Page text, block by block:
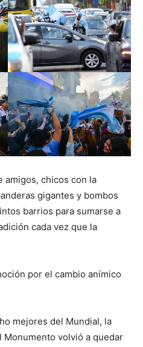
amigos, chicos con la
gigantes y bombos
barrios para sumarse a
cada vez que la
por el cambio anímico
mejores del Mundial, la
volvió a quedar